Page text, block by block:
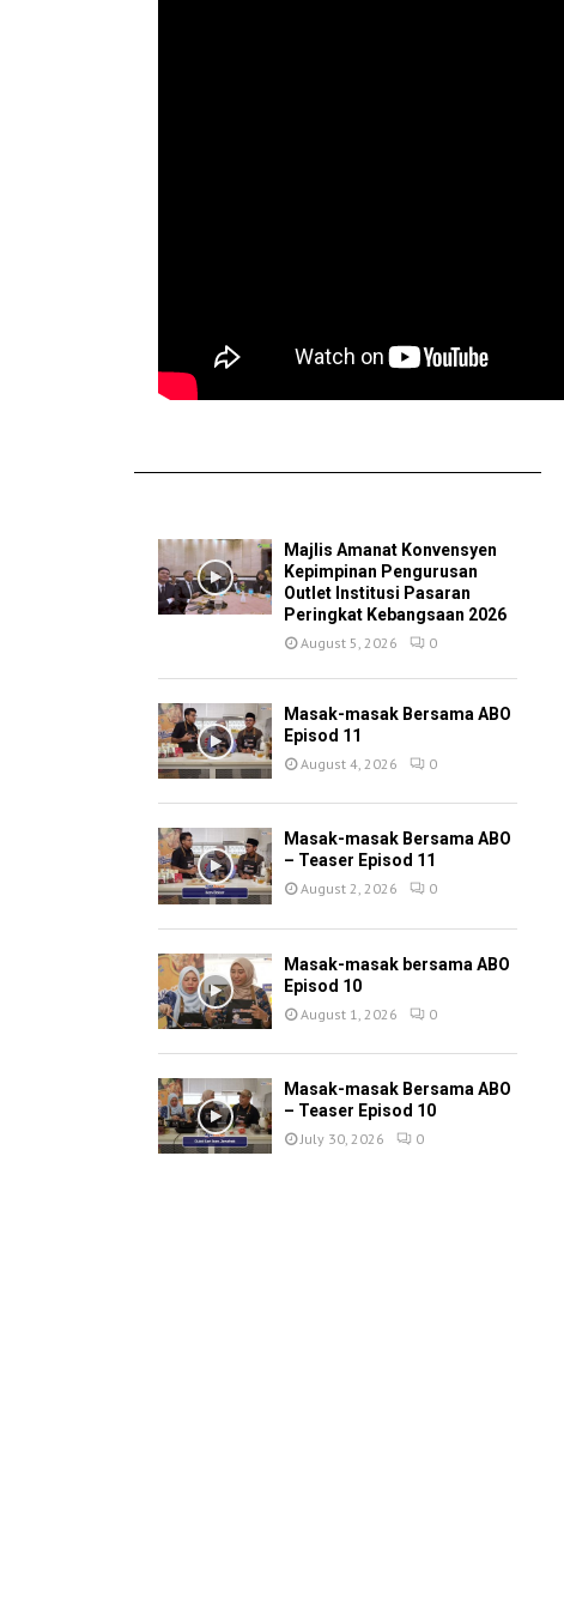
Majlis Amanat Konvensyen
Kepimpinan Pengurusan
Outlet Institusi Pasaran
Peringkat Kebangsaan 2026
August 5, 2026 0
Masak-masak Bersama ABO
Episod 11
August 4, 2026 0
Masak-masak Bersama ABO
– Teaser Episod 11
August 2, 2026 0
Masak-masak bersama ABO
Episod 10
August 1, 2026 0
Masak-masak Bersama ABO
– Teaser Episod 10
July 30, 2026 0